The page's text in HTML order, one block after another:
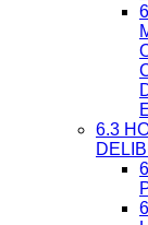
6.3